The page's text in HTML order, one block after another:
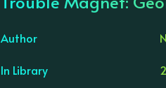
Author
In Library